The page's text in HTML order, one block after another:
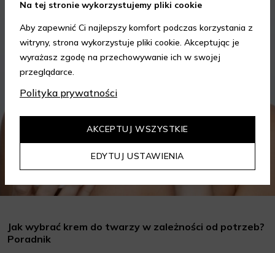
KOSMETYKI PIELĘGNACJA SKÓRY
Jak wybrać krem do twarzy w zależności od potrzeb?
Poradnik
Na tej stronie wykorzystujemy pliki cookie
Aby zapewnić Ci najlepszy komfort podczas korzystania z
witryny, strona wykorzystuje pliki cookie. Akceptując je
wyrażasz zgodę na przechowywanie ich w swojej
przeglądarce.
Polityka prywatności
EDYTUJ USTAWIENIA
AKCEPTUJ WSZYSTKIE